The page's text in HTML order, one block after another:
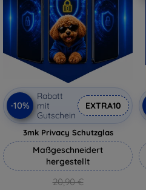
-10%
Rabatt
mit
Gutschein
EXTRA10
3mk Privacy Schutzglas
Maßgeschneidert
hergestellt
20,90 €